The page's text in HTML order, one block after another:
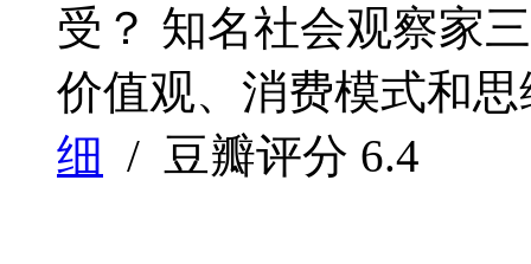
受？ 知名社会观察家
价值观、消费模式和
细 / 豆瓣评分 6.4